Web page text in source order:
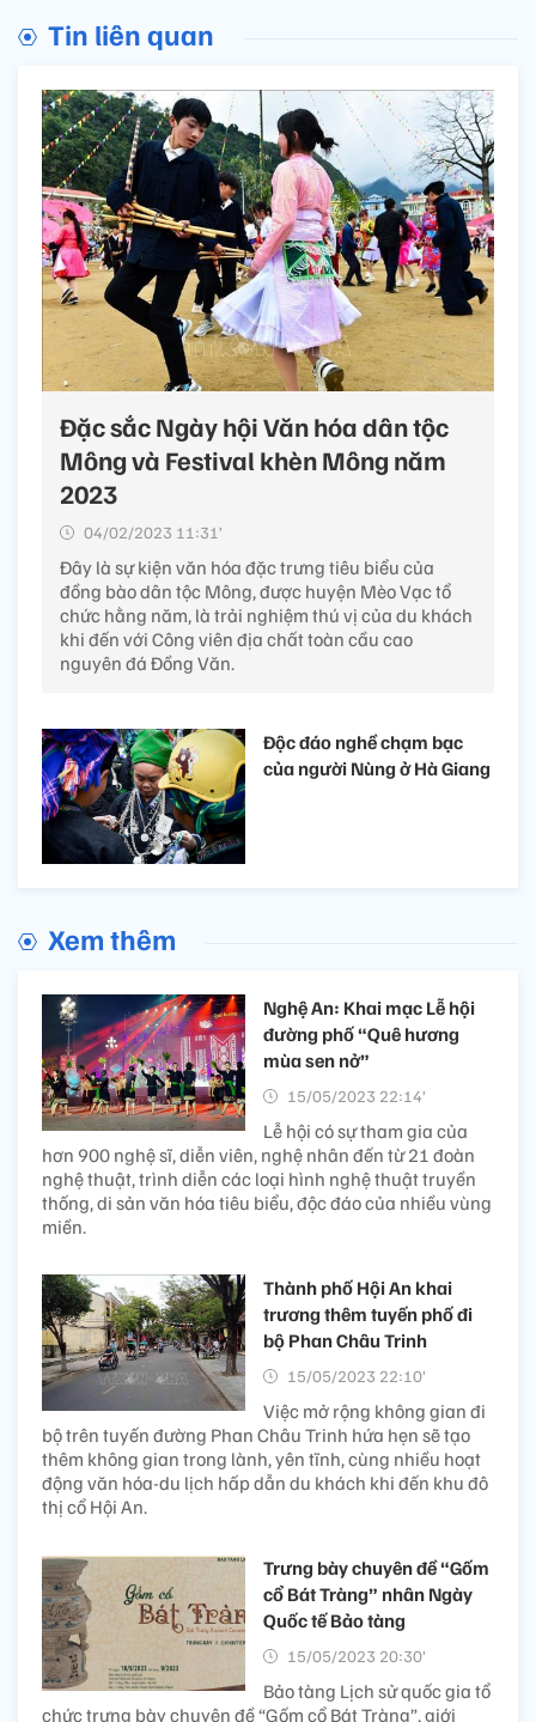
Tin liên quan
Đặc sắc Ngày hội Văn hóa dân tộc
Mông và Festival khèn Mông năm
2023
04/02/2023 11:31’
Đây là sự kiện văn hóa đặc trưng tiêu biểu của
đồng bào dân tộc Mông, được huyện Mèo Vạc tổ
chức hằng năm, là trải nghiệm thú vị của du khách
khi đến với Công viên địa chất toàn cầu cao
nguyên đá Đồng Văn.
Độc đáo nghề chạm bạc
của người Nùng ở Hà Giang
Xem thêm
Nghệ An: Khai mạc Lễ hội
đường phố “Quê hương
mùa sen nở”
15/05/2023 22:14’
Lễ hội có sự tham gia của
hơn 900 nghệ sĩ, diễn viên, nghệ nhân đến từ 21 đoàn
nghệ thuật, trình diễn các loại hình nghệ thuật truyền
thống, di sản văn hóa tiêu biểu, độc đáo của nhiều vùng
miền.
Thành phố Hội An khai
trương thêm tuyến phố đi
bộ Phan Châu Trinh
15/05/2023 22:10’
Việc mở rộng không gian đi
bộ trên tuyến đường Phan Châu Trinh hứa hẹn sẽ tạo
thêm không gian trong lành, yên tĩnh, cùng nhiều hoạt
động văn hóa-du lịch hấp dẫn du khách khi đến khu đô
thị cổ Hội An.
Trưng bày chuyên đề “Gốm
cổ Bát Tràng” nhân Ngày
Quốc tế Bảo tàng
15/05/2023 20:30’
Bảo tàng Lịch sử quốc gia tổ
chức trưng bày chuyên đề “Gốm cổ Bát Tràng”, giới